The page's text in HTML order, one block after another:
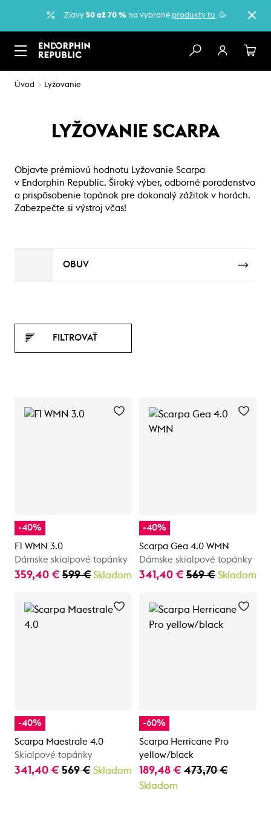
Zľavy 50 až 70 %na vybrané produkty tu. 🥳
Úvod Lyžovanie
LYŽOVANIE SCARPA
Objavte prémiovú hodnotu Lyžovanie Scarpa
v Endorphin Republic. Široký výber, odborné poradenstvo
a prispôsobenie topánok pre dokonalý zážitok v horách.
Zabezpečte si výstroj včas!
OBUV
FILTROVAŤ
-40%
F1 WMN 3.0
Dámske skialpové topánky
359,40 € 599 €Skladom
-40%
Scarpa Gea 4.0 WMN
Dámske skialpové topánky
341,40 € 569 € Skladom
-40%
Scarpa Maestrale 4.0
Skialpové topánky
341,40 € 569 € Skladom
-60%
Scarpa Herricane Pro
yellow/black
189,48 € 473,70 €
Skladom